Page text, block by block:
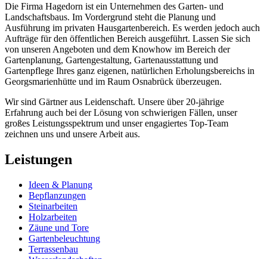
Die Firma Hagedorn ist ein Unternehmen des Garten- und
Landschaftsbaus. Im Vordergrund steht die Planung und
Ausführung im privaten Hausgartenbereich. Es werden jedoch auch
Aufträge für den öffentlichen Bereich ausgeführt. Lassen Sie sich
von unseren Angeboten und dem Knowhow im Bereich der
Gartenplanung, Gartengestaltung, Gartenausstattung und
Gartenpflege Ihres ganz eigenen, natürlichen Erholungsbereichs in
Georgsmarienhütte und im Raum Osnabrück überzeugen.
Wir sind Gärtner aus Leidenschaft. Unsere über 20-jährige
Erfahrung auch bei der Lösung von schwierigen Fällen, unser
großes Leistungsspektrum und unser engagiertes Top-Team
zeichnen uns und unsere Arbeit aus.
Leistungen
Ideen & Planung
Bepflanzungen
Steinarbeiten
Holzarbeiten
Zäune und Tore
Gartenbeleuchtung
Terrassenbau